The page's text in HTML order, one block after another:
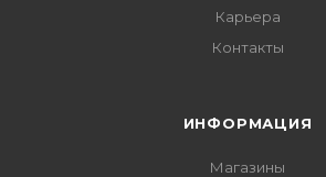
Карьера
Контакты
ИНФОРМАЦИЯ
Магазины